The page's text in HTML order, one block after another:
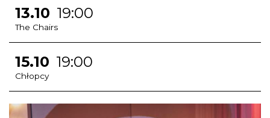
13.10 19:00
The Chairs
15.10 19:00
Chłopcy